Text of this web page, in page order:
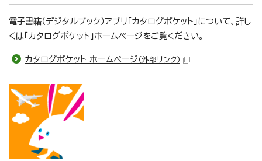
電子書籍（デジタルブック）アプリ「カタログポケット」について、詳し
くは「カタログポケット」ホームページをご覧ください。
カタログポケット ホームページ （外部リンク）